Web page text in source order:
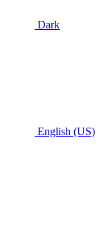
Dark
English (US)